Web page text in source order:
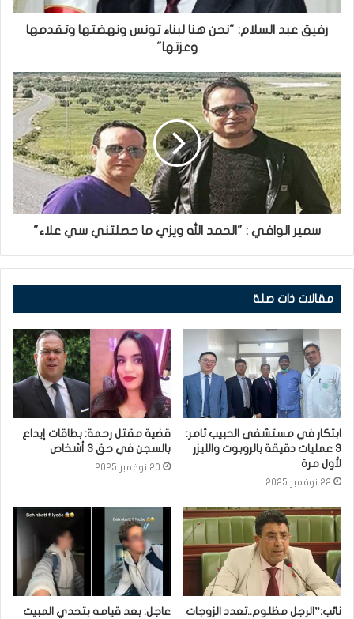
رفيق عبد السلام: "نحن هنا لبناء تونس ونهضتها وتقدمها
وعزتها"
سمير الوافي : "الحمد الله ويزي ما حصلتني سي علاء"
مقالات ذات صلة
ابتكار في مستشفى الحبيب ثامر:
3 عمليات دقيقة بالروبوت والليزر
لأول مرة
22 نوفمبر 2025
قضية مقتل رحمة: بطاقات إيداع
بالسجن في حق 3 أشخاص
20 نوفمبر 2025
نائب:”الرجل مظلوم..تعدد الزوجات
عاجل: بعد قيامه بتحدي المبيت